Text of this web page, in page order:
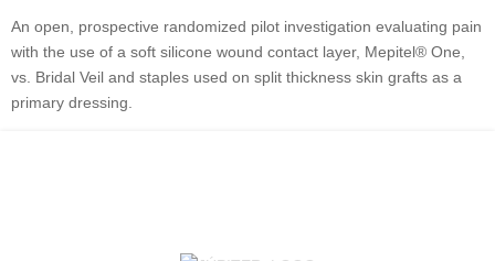
An open, prospective randomized pilot investigation evaluating pain
with the use of a soft silicone wound contact layer, Mepitel® One,
vs. Bridal Veil and staples used on split thickness skin grafts as a
primary dressing.